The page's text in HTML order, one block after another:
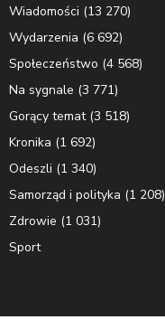
Wiadomości (13 270)
Wydarzenia (6 692)
Społeczeństwo (4 568)
Na sygnale (3 771)
Gorący temat(3 518)
Kronika (1 692)
Odeszli (1 340)
Samorząd i polityka (1 208)
Zdrowie (1 031)
Sport